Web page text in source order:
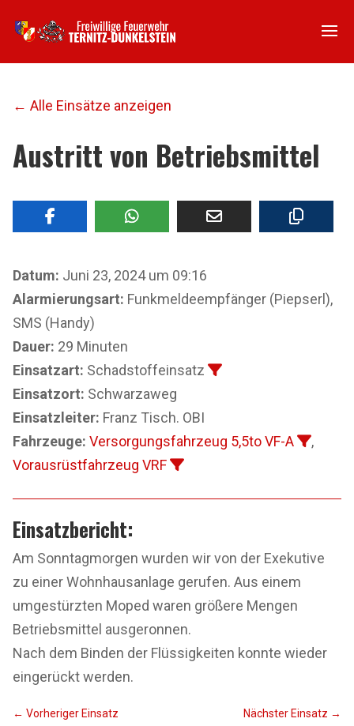
← Alle Einsätze anzeigen
Austritt von Betriebsmittel
Datum: Juni 23, 2024 um 09:16
Alarmierungsart: Funkmeldeempfänger (Piepserl),
SMS (Handy)
Dauer: 29 Minuten
Einsatzart: Schadstoffeinsatz
Einsatzort: Schwarzaweg
Einsatzleiter: Franz Tisch. OBI
Fahrzeuge: Versorgungsfahrzeug 5,5to VF-A
,
Vorausrüstfahrzeug VRF
Einsatzbericht:
Am Sonntagmorgen wurden wir von der Exekutive
zu einer Wohnhausanlage gerufen. Aus einem
umgestürzten Moped waren größere Mengen
Betriebsmittel ausgeronnen.
Nach dem Binden der Flüssigkeiten konnte wieder
eingerückt werden.
← Vorheriger Einsatz Nächster Einsatz →